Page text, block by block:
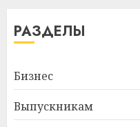
РАЗДЕЛЫ
Бизнес
Выпускникам